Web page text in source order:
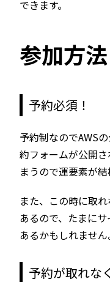
できます。
参加方法
予約必須！
予約制なのでAWS
約フォームが公開
まうので運要素が結
また、この時に取
あるので、たまに
あるかもしれません
予約が取れな